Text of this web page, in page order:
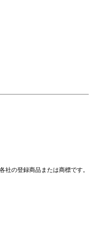
社の登録商品または商標です。